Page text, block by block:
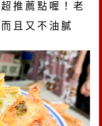
推薦點喔！老
且又不油膩